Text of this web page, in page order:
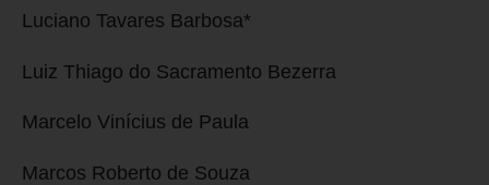
Luciano Tavares Barbosa*
Luiz Thiago do Sacramento Bezerra
Marcelo Vinícius de Paula
Marcos Roberto de Souza